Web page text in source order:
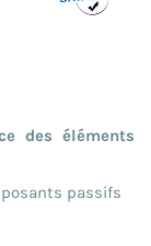
des éléments
passifs